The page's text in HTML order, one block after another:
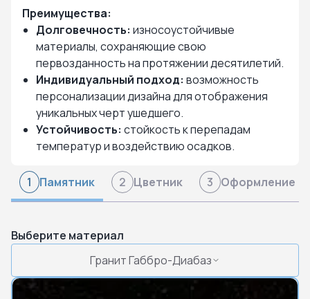
Преимущества:
Долговечность: износоустойчивые
материалы, сохраняющие свою
первозданность на протяжении десятилетий.
Индивидуальный подход: возможность
персонализации дизайна для отображения
уникальных черт ушедшего.
Устойчивость: стойкость к перепадам
температур и воздействию осадков.
1 Памятник 2 Цветник 3 Оформление
Выберите материал
Гранит Габбро-Диабаз